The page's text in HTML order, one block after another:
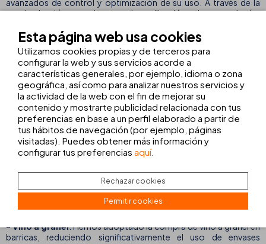
avanzados de control y optimización de su uso. A través de la
monitorización continua y la utilización de tecnologías
este recurso esencial. Estas prácticas nos permiten reducir el
desperdicio de agua, minimizar nuestro impacto ambiental y
asegurar una gestión responsable en todas nuestras
operaciones.
- Piscinas de sal: Nuestras piscinas de sal son una alternativa
sostenible y natural. No generan residuos ni causan alergias,
ofreciendo una experiencia de baño saludable y respetuosa con la
naturaleza. Además, protegen los tejidos de los bañadores
gracias a su suavidad, fortaleciendo nuestro compromiso con
prácticas ambientales responsables.
inteligente para todos los residuos generados en nuestras
instalaciones. Esta innovación nos permite clasificar los residuos
por tipo y ubicación, facilitando una gestión más eficiente y
estrategias efectivas para reducir la producción de desechos.
- Vino a granel: Hemos adoptado la compra de vino a granel en
barricas, reduciendo significativamente el uso de envases
Esta página web usa cookies
Utilizamos cookies propias y de terceros para
configurar la web y sus servicios acorde a
características generales, por ejemplo, idioma o zona
geográfica, así como para analizar nuestros servicios y
la actividad de la web con el fin de mejorar su
contenido y mostrarte publicidad relacionada con tus
preferencias en base a un perfil elaborado a partir de
tus hábitos de navegación (por ejemplo, páginas
visitadas). Puedes obtener más información y
configurar tus preferencias aquí.
Rechazar cookies
Permitir cookies